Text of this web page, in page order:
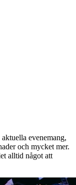
evenemang,
och mycket mer.
alltid något att